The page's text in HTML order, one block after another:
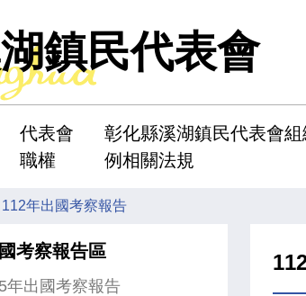
鎮民代表會
代表會
職權
彰化縣溪湖鎮民代表會
例相關法規
112年出國考察報告
考察報告區
年出國考察報告